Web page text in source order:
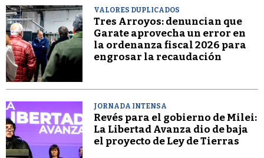
VALORES DUPLICADOS
Tres Arroyos: denuncian que
Garate aprovecha un error en
la ordenanza fiscal 2026 para
engrosar la recaudación
JORNADA INTENSA
Revés para el gobierno de Milei:
La Libertad Avanza dio de baja
el proyecto de Ley de Tierras